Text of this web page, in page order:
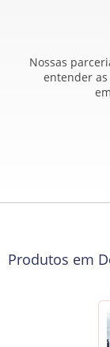
Nossas
entender as
Produtos em